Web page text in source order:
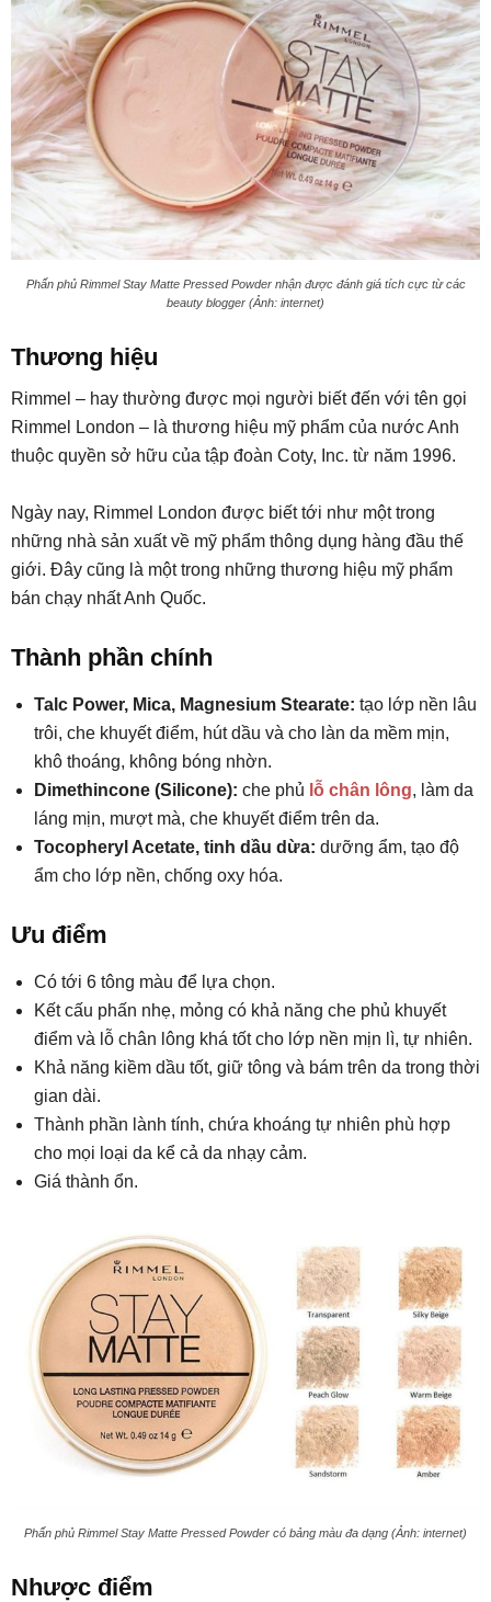
Phấn phủ Rimmel Stay Matte Pressed Powder nhận được đánh giá tích cực từ các
beauty blogger (Ảnh: internet)
Thương hiệu
Rimmel – hay thường được mọi người biết đến với tên gọi
Rimmel London – là thương hiệu mỹ phẩm của nước Anh
thuộc quyền sở hữu của tập đoàn Coty, Inc. từ năm 1996.
Ngày nay, Rimmel London được biết tới như một trong
những nhà sản xuất về mỹ phẩm thông dụng hàng đầu thế
giới. Đây cũng là một trong những thương hiệu mỹ phẩm
bán chạy nhất Anh Quốc.
Thành phần chính
Talc Power, Mica, Magnesium Stearate: tạo lớp nền lâu
trôi, che khuyết điểm, hút dầu và cho làn da mềm mịn,
khô thoáng, không bóng nhờn.
Dimethincone (Silicone): che phủ lỗ chân lông, làm da
láng mịn, mượt mà, che khuyết điểm trên da.
Tocopheryl Acetate, tinh dầu dừa: dưỡng ẩm, tạo độ
ẩm cho lớp nền, chống oxy hóa.
Ưu điểm
Có tới 6 tông màu để lựa chọn.
Kết cấu phấn nhẹ, mỏng có khả năng che phủ khuyết
điểm và lỗ chân lông khá tốt cho lớp nền mịn lì, tự nhiên.
Khả năng kiềm dầu tốt, giữ tông và bám trên da trong thời
gian dài.
Thành phần lành tính, chứa khoáng tự nhiên phù hợp
cho mọi loại da kể cả da nhạy cảm.
Giá thành ổn.
Phấn phủ Rimmel Stay Matte Pressed Powder có bảng màu đa dạng (Ảnh: internet)
Nhược điểm